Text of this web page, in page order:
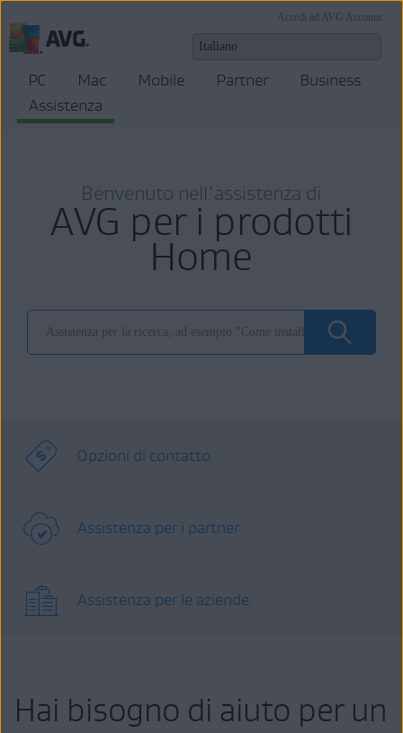
Accedi ad AVG Account
PC Mac Mobile Partner
Business
Assistenza
Benvenuto nell'assistenza di
AVG per i prodotti
Home
Opzioni di contatto
Assistenza per i partner
Assistenza per le aziende
Hai bisogno di aiuto per un